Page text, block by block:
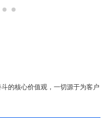
的核心价值观，一切源于为客户